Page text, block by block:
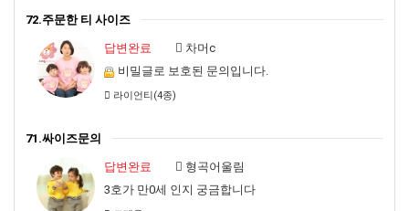
72.주문한 티 사이즈
답변완료
차머c
비밀글로 보호된 문의입니다.
라이언티(4종)
71.싸이즈문의
답변완료
형곡어울림
3호가 만0세 인지 궁금합니다